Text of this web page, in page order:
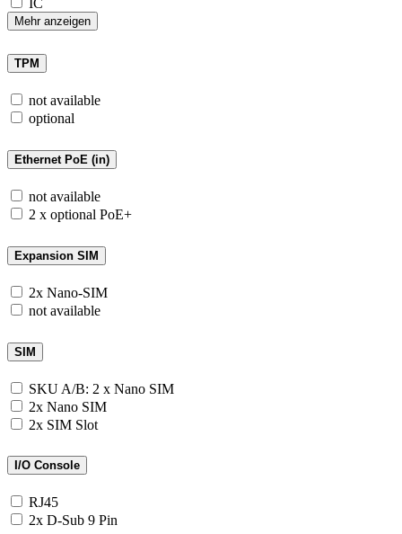
IC
Mehr anzeigen
TPM
not available
optional
Ethernet PoE (in)
not available
2 x optional PoE+
Expansion SIM
2x Nano-SIM
not available
SIM
SKU A/B: 2 x Nano SIM
2x Nano SIM
2x SIM Slot
I/O Console
RJ45
2x D-Sub 9 Pin